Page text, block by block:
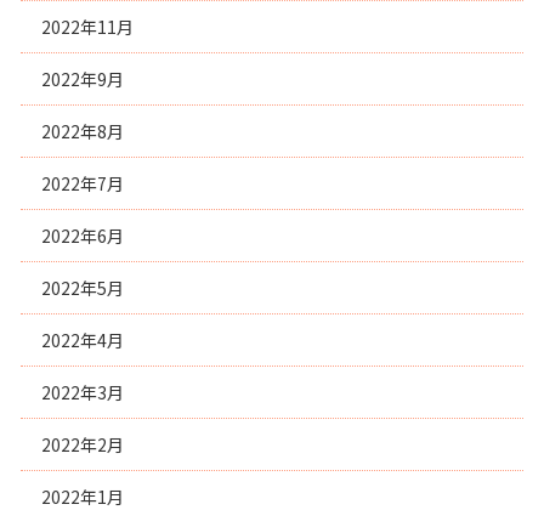
2022年11月
2022年9月
2022年8月
2022年7月
2022年6月
2022年5月
2022年4月
2022年3月
2022年2月
2022年1月